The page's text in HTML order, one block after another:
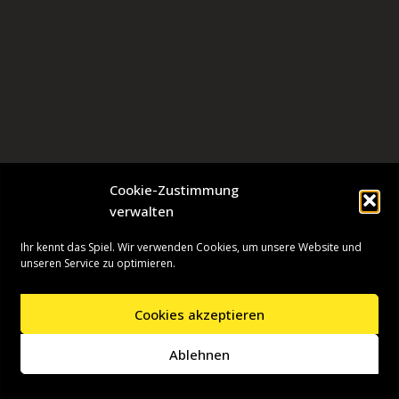
Cookie-Zustimmung
verwalten
Ihr kennt das Spiel. Wir verwenden Cookies, um unsere Website und
unseren Service zu optimieren.
Cookies akzeptieren
Ablehnen
| Präsentiert vonWordPress
Presseinformationen